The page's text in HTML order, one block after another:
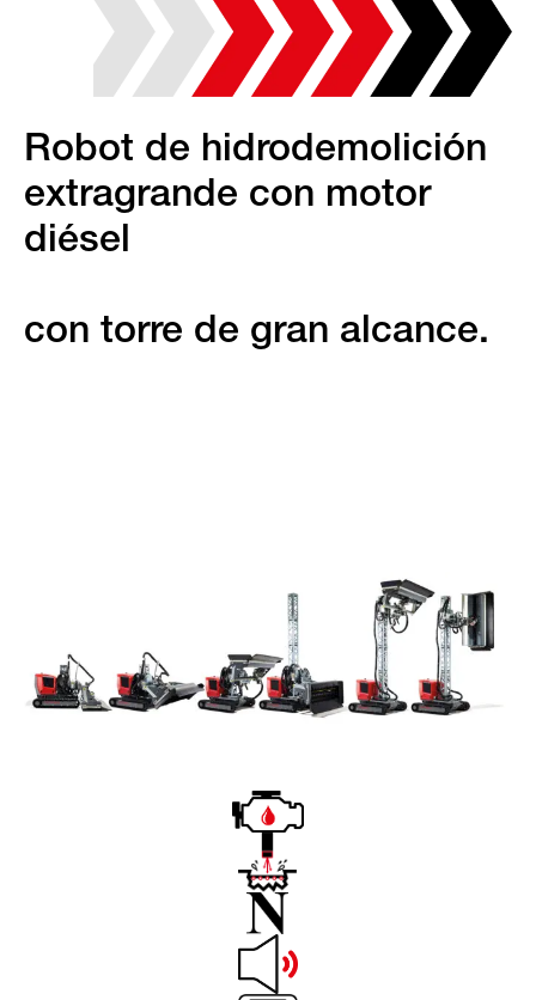
Robot de hidrodemolición
extragrande con motor
diésel
con torre de gran alcance.